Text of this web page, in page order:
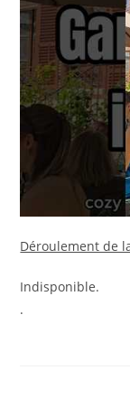
Déroulement de
Indisponible.
.